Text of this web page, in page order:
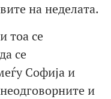
на неделата.
тоа се
се
Софија и
и